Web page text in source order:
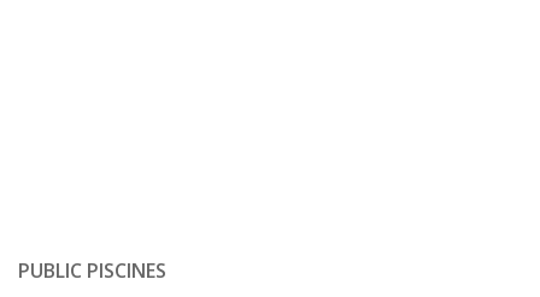
PUBLIC PISCINES